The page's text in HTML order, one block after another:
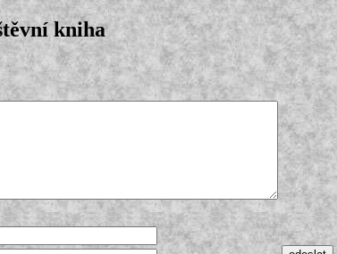
kniha